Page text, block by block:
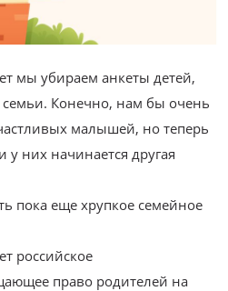
мы убираем анкеты детей,
Конечно, нам бы очень
малышей, но теперь
у них начинается другая
пока еще хрупкое семейное
российское
право родителей на